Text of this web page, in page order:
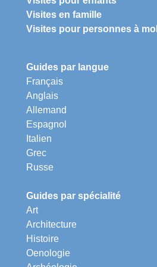
Visites en famille
Visites pour personnes à
Guides par langue
Français
Anglais
Allemand
Espagnol
Italien
Grec
Russe
Guides par spécialité
Art
Architecture
Histoire
Oenologie